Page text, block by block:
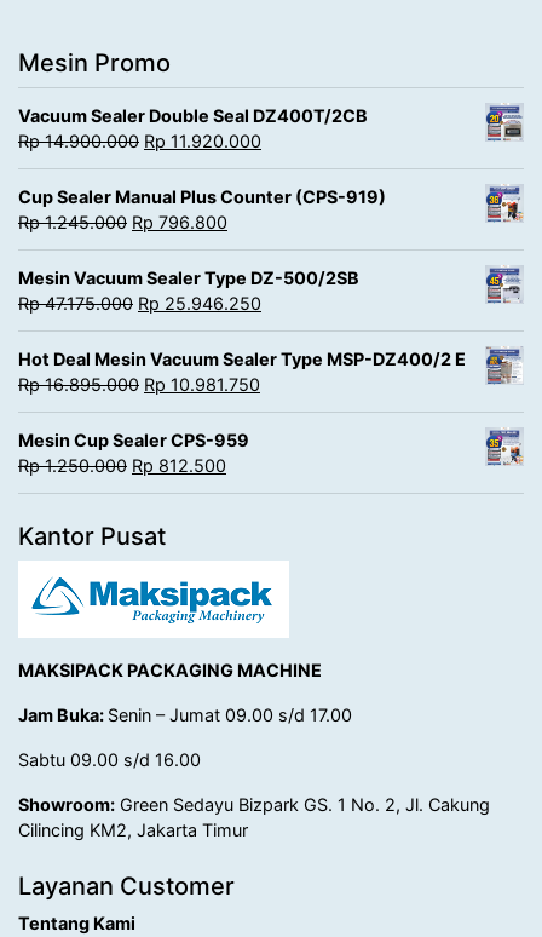
Mesin Promo
Vacuum Sealer Double Seal DZ400T/2CB
Rp14.900.000 Rp 11.920.000
Cup Sealer Manual Plus Counter (CPS-919)
Rp1.245.000 Rp 796.800
Mesin Vacuum Sealer Type DZ-500/2SB
Rp47.175.000 Rp 25.946.250
Hot Deal Mesin Vacuum Sealer Type MSP-DZ400/2 E
Rp16.895.000 Rp 10.981.750
Mesin Cup Sealer CPS-959
Rp1.250.000 Rp 812.500
Kantor Pusat
MAKSIPACK PACKAGING MACHINE
Jam Buka: Senin – Jumat 09.00 s/d 17.00
Sabtu 09.00 s/d 16.00
Showroom: Green Sedayu Bizpark GS. 1 No. 2, Jl. Cakung
Cilincing KM2, Jakarta Timur
Layanan Customer
Tentang Kami